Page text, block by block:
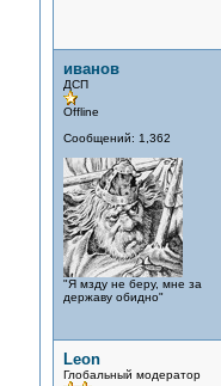
иванов
ДСП
Offline
Сообщений: 1,362
"Я мзду не беру, мне за
державу обидно"
Leon
Глобальный модератор